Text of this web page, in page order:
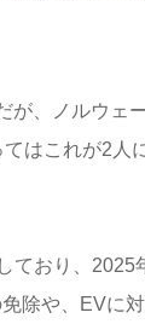
が、ノルウェ
はこれが2人
ており、
除や、EVに